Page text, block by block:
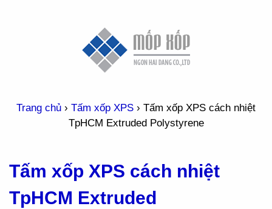
Trang chủ › Tấm xốp XPS › Tấm xốp XPS cách nhiệt
TpHCM Extruded Polystyrene
Tấm xốp XPS cách nhiệt
TpHCM Extruded